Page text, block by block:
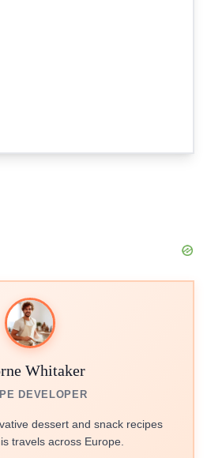
Whitaker
DEVELOPER
dessert and snack recipes
travels across Europe.